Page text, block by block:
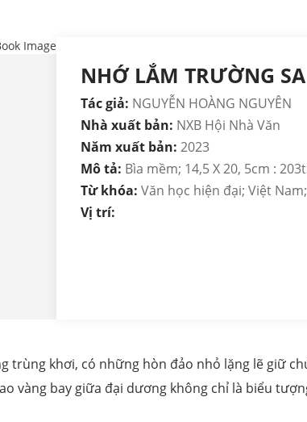
NHỚ LẮM TRƯỜNG SA
Tác giả: NGUYỄN HOÀNG NGUYÊN
Nhà xuất bản: NXB Hội Nhà Văn
Năm xuất bản: 2023
Mô tả: Bìa mềm; 14,5 X 20, 5cm :
Từ khóa: Văn học hiện đại; Việt
Vị trí:
trùng khơi, có những hòn đảo nhỏ lặng lẽ giữ
vàng bay giữa đại dương không chỉ là biểu